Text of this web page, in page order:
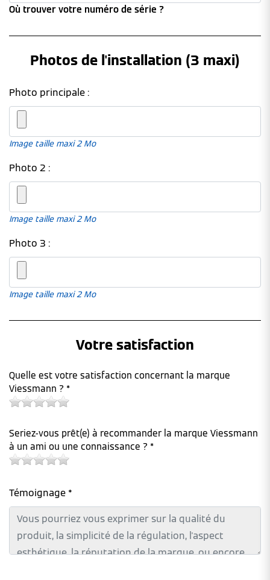
Où trouver votre numéro de série ?
Photos de l'installation (3 maxi)
Photo principale :
Image taille maxi 2 Mo
Photo 2 :
Image taille maxi 2 Mo
Photo 3 :
Image taille maxi 2 Mo
Votre satisfaction
Quelle est votre satisfaction concernant la marque
Viessmann ? *
Seriez-vous prêt(e) à recommander la marque Viessmann
à un ami ou une connaissance ? *
Témoignage *